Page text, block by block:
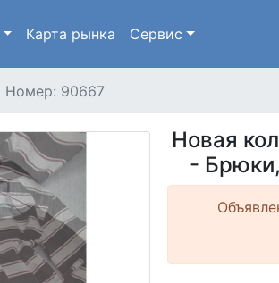
Карта рынка Сервис
Номер: 90667
Новая
-